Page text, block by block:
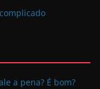
a pena? É bom?